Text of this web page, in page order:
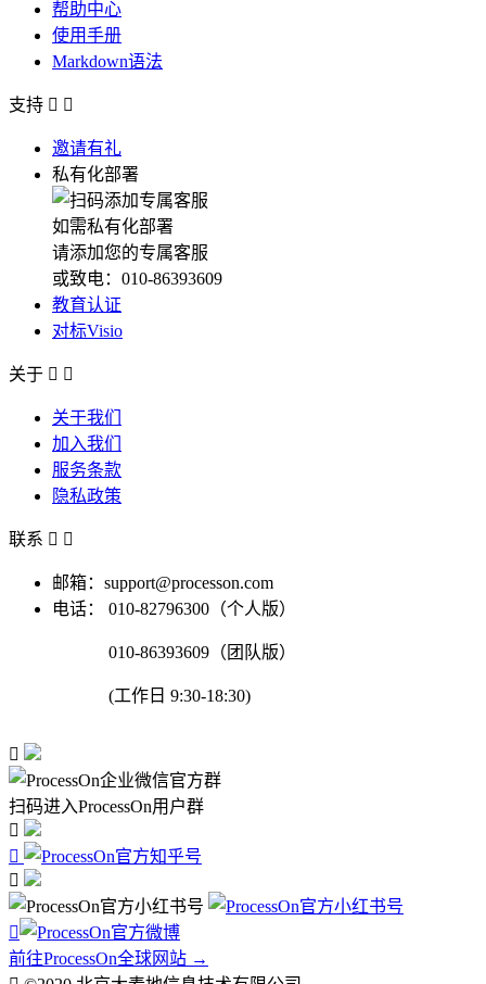
帮助中心
使用手册
Markdown语法
支持  
邀请有礼
私有化部署
如需私有化部署
请添加您的专属客服
或致电：010-86393609
教育认证
对标Visio
关于  
关于我们
加入我们
服务条款
隐私政策
联系  
邮箱：support@processon.com
电话：
010-82796300（个人版）
010-86393609（团队版）
(工作日 9:30-18:30)

扫码进入ProcessOn用户群




前往ProcessOn全球网站 →